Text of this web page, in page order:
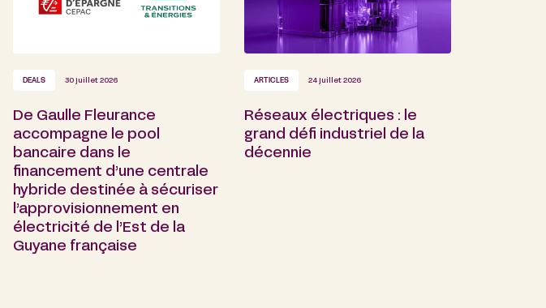
DEALS 30 juillet 2026
De Gaulle Fleurance
accompagne le pool
bancaire dans le
financement d’une centrale
hybride destinée à sécuriser
l’approvisionnement en
électricité de l’Est de la
Guyane française
ARTICLES 24 juillet 2026
Réseaux électriques : le
grand défi industriel de la
décennie